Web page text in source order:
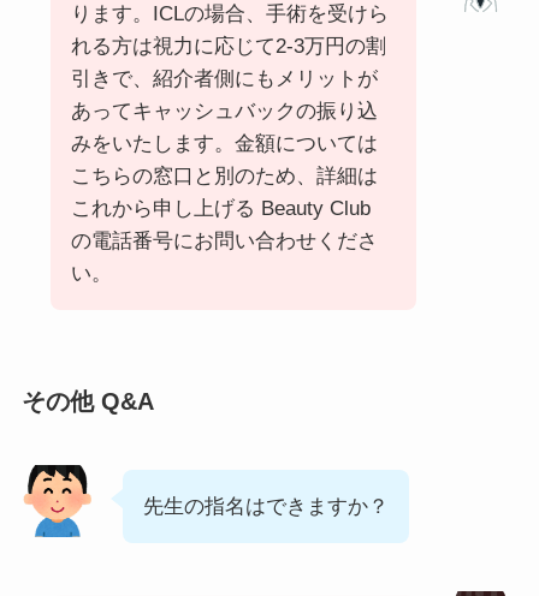
ります。ICLの場合、手術を受けら
れる方は視力に応じて2-3万円の割
引きで、紹介者側にもメリットが
あってキャッシュバックの振り込
みをいたします。金額については
こちらの窓口と別のため、詳細は
これから申し上げる Beauty Club
の電話番号にお問い合わせくださ
い。
その他 Q&A
先生の指名はできますか？